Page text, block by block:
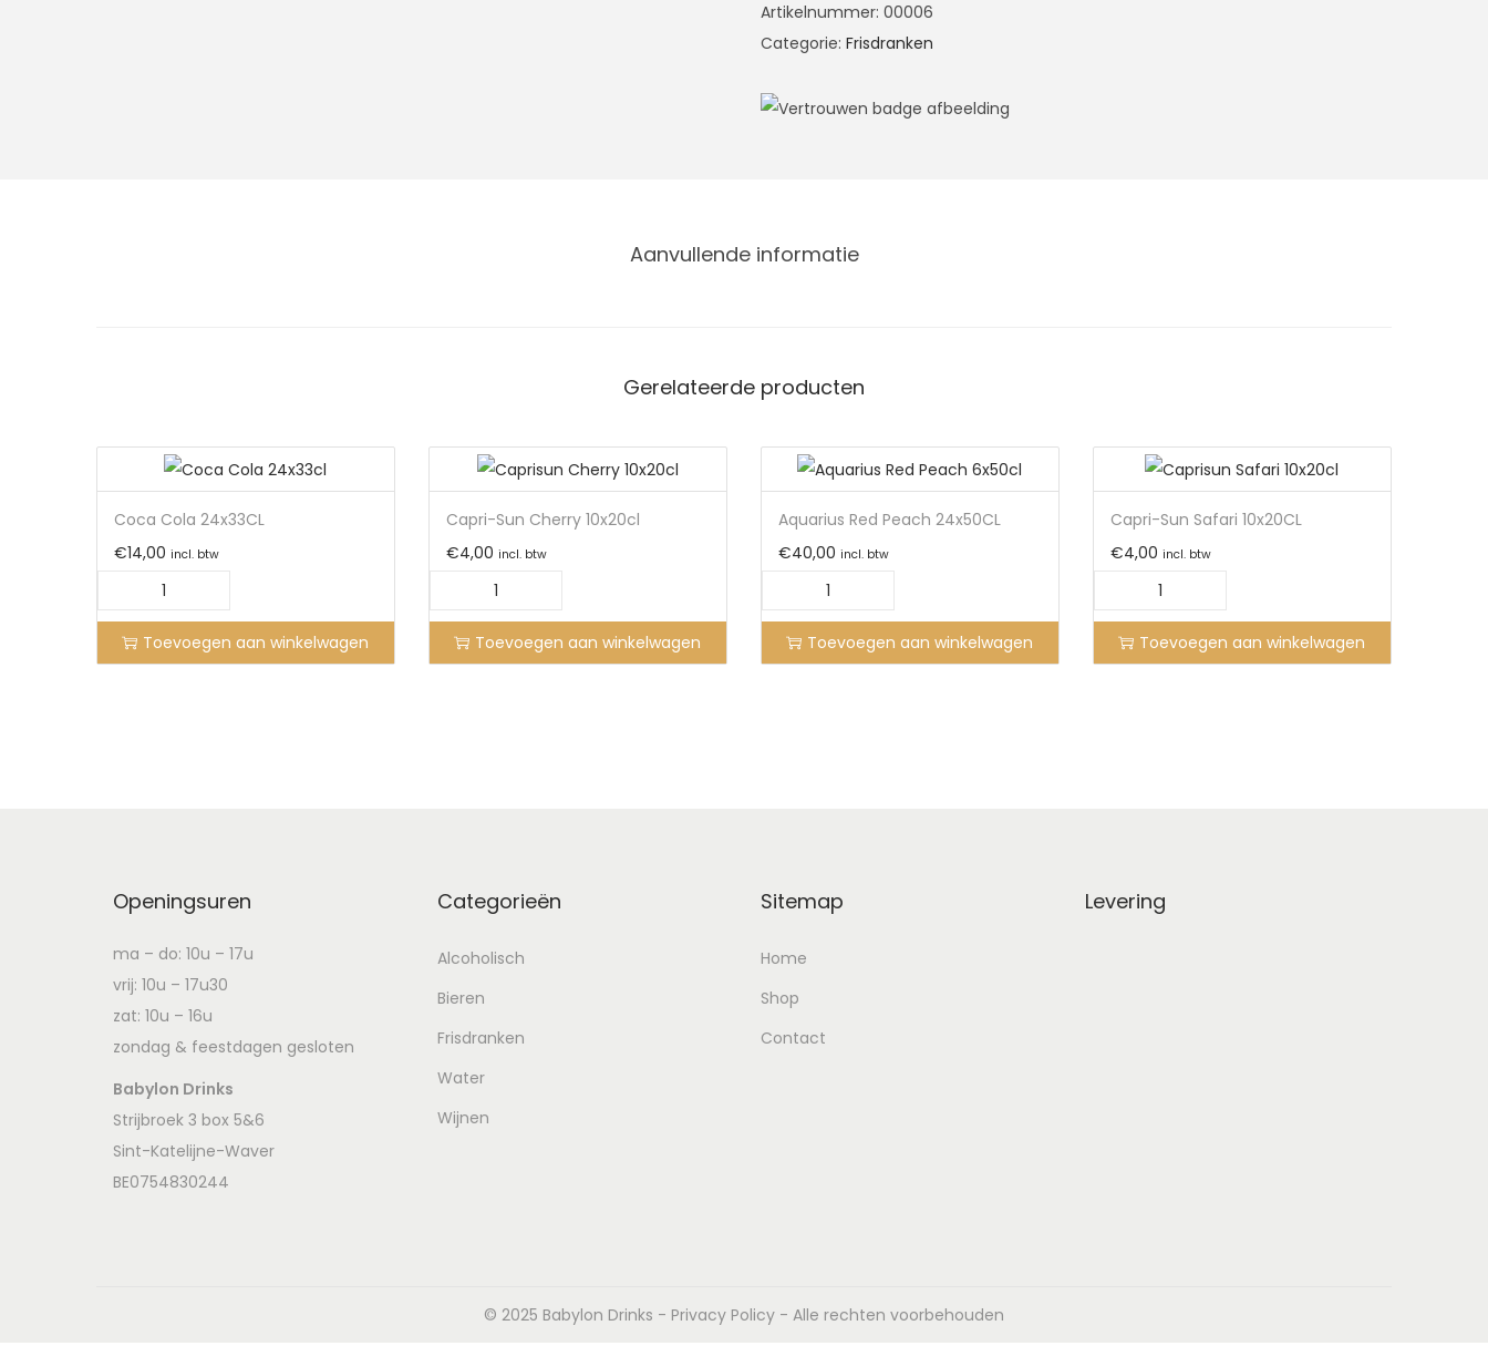
Artikelnummer: 00006
Categorie: Frisdranken
Aanvullende informatie
Gerelateerde producten
Coca Cola 24x33CL
€14,00 incl. btw
Toevoegen aan winkelwagen
Capri-Sun Cherry 10x20cl
€4,00 incl. btw
Toevoegen aan winkelwagen
Aquarius Red Peach 24x50CL
€40,00 incl. btw
Toevoegen aan winkelwagen
Capri-Sun Safari 10x20CL
€4,00 incl. btw
Toevoegen aan winkelwagen
Openingsuren
ma – do: 10u – 17u
vrij: 10u – 17u30
zat: 10u – 16u
zondag & feestdagen gesloten
Babylon Drinks
Strijbroek 3 box 5&6
Sint-Katelijne-Waver
BE0754830244
Categorieën
Alcoholisch
Bieren
Frisdranken
Water
Wijnen
Sitemap
Home
Shop
Contact
Levering
© 2025 Babylon Drinks - Privacy Policy - Alle rechten voorbehouden